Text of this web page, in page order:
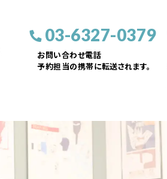
03-6327-0379
お問い合わせ電話
予約担当の携帯に転送されます。